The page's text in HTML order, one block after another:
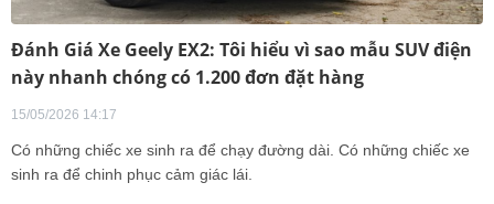
Đánh Giá Xe Geely EX2: Tôi hiểu vì sao mẫu SUV điện
này nhanh chóng có 1.200 đơn đặt hàng
15/05/2026 14:17
Có những chiếc xe sinh ra để chạy đường dài. Có những chiếc xe
sinh ra để chinh phục cảm giác lái.